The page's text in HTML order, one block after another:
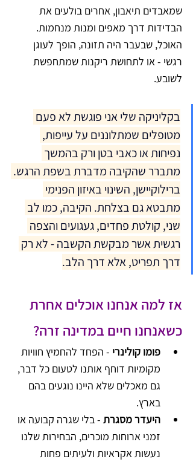
שמאבדים תיאבון, אחרים בולעים את
הבדידות דרך מאפים ומנות מנחמות.
האוכל, שבעבר היה תזונה, הופך לעוגן
רגשי - או לתחושת ריקנות שמתחפשת
לשובע.
בקליניקה שלי אני פוגשת לא פעם
מטופלים שמתלוננים על עייפות,
נפיחות או כאבי בטן ורק בהמשך
מתברר שהקיבה מדברת בשפת הרגש.
ברילוקיישן, השינוי באיזון הפנימי
מתבטא גם בצלחת. הקיבה, כמו לב
שני, קולטת פחדים, געגועים והצפה
רגשית אשר מבקשת הקשבה - לא רק
דרך תפריט, אלא דרך הלב.
אז למה אנחנו אוכלים אחרת
כשאנחנו חיים במדינה זרה?
פומו קולינרי - הפחד להחמיץ חוויות
מקומיות דוחף אותנו לטעום כל דבר,
גם מאכלים שלא היינו נוגעים בהם
בארץ.
היעדר מסגרת - בלי שגרה קבועה או
זמני ארוחות מוכרים, הבחירות שלנו
נעשות אקראיות ולעיתים פחות